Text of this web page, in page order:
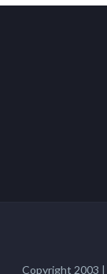
Copyright 2003 |